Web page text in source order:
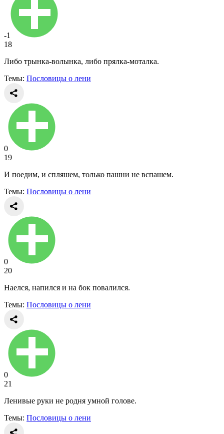
-1
18
Либо трынка-волынка, либо прялка-моталка.
Темы: Пословицы о лени
0
19
И поедим, и спляшем, только пашни не вспашем.
Темы: Пословицы о лени
0
20
Наелся, напился и на бок повалился.
Темы: Пословицы о лени
0
21
Ленивые руки не родня умной голове.
Темы: Пословицы о лени